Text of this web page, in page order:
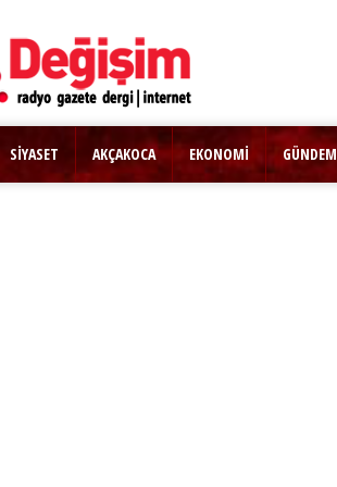
SİYASET AKÇAKOCA EKONOMİ GÜNDEM